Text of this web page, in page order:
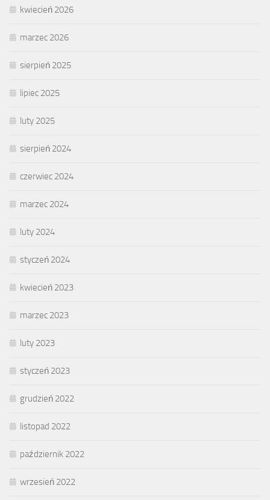
kwiecień 2026
marzec 2026
sierpień 2025
lipiec 2025
luty 2025
sierpień 2024
czerwiec 2024
marzec 2024
luty 2024
styczeń 2024
kwiecień 2023
marzec 2023
luty 2023
styczeń 2023
grudzień 2022
listopad 2022
październik 2022
wrzesień 2022